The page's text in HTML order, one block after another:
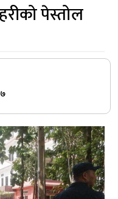
पेस्तोल